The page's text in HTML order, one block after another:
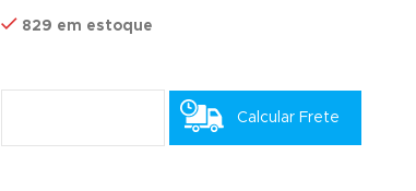
829 em estoque
Calcular Frete